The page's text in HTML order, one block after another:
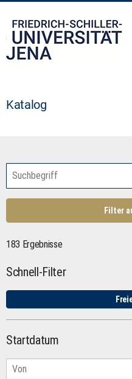
Katalog
Filter
183 Ergebnisse
Schnell-Filter
Startdatum